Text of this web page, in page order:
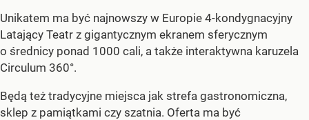
Unikatem ma być najnowszy w Europie 4-kondygnacyjny
Latający Teatr z gigantycznym ekranem sferycznym
o średnicy ponad 1000 cali, a także interaktywna karuzela
Circulum 360°.
Będą też tradycyjne miejsca jak strefa gastronomiczna,
sklep z pamiątkami czy szatnia. Oferta ma być